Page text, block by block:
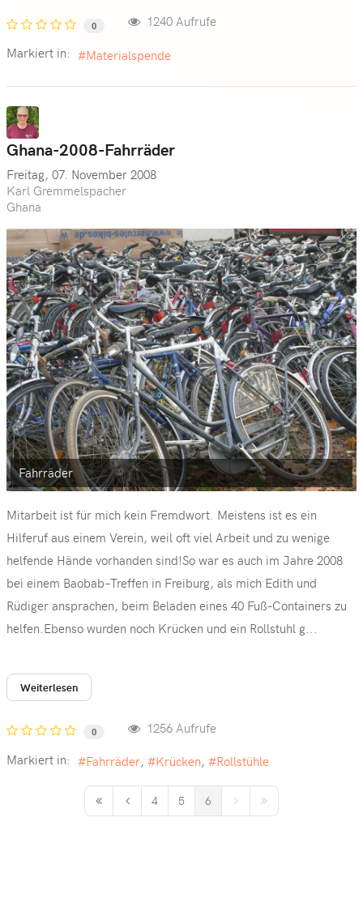
0
1240 Aufrufe
Markiert in:
Materialspende
Ghana-2008-Fahrräder
Freitag, 07. November 2008
Karl Gremmelspacher
Ghana
Fahrräder
Mitarbeit ist für mich kein Fremdwort. Meistens ist es ein
Hilferuf aus einem Verein, weil oft viel Arbeit und zu wenige
helfende Hände vorhanden sind!So war es auch im Jahre 2008
bei einem Baobab–Treffen in Freiburg, als mich Edith und
Rüdiger ansprachen, beim Beladen eines 40 Fuß-Containers zu
helfen.Ebenso wurden noch Krücken und ein Rollstuhl g...
Weiterlesen
0
1256 Aufrufe
Markiert in:
Fahrräder Krücken Rollstühle
First PagePrevious Page
4 5 6 Next PageLast Page